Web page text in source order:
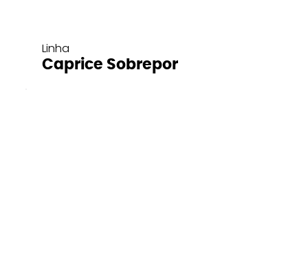
Linha
Caprice Sobrepor